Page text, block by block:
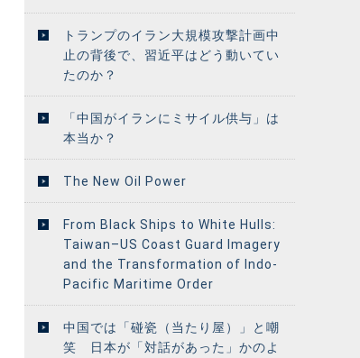
トランプのイラン大規模攻撃計画中
止の背後で、習近平はどう動いてい
たのか？
「中国がイランにミサイル供与」は
本当か？
The New Oil Power
From Black Ships to White Hulls:
Taiwan–US Coast Guard Imagery
and the Transformation of Indo-
Pacific Maritime Order
中国では「碰瓷（当たり屋）」と嘲
笑 日本が「対話があった」かのよ